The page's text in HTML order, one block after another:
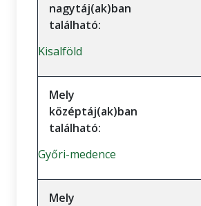
nagytáj(ak)ban
található:
Kisalföld
Mely
középtáj(ak)ban
található:
Győri-medence
Mely